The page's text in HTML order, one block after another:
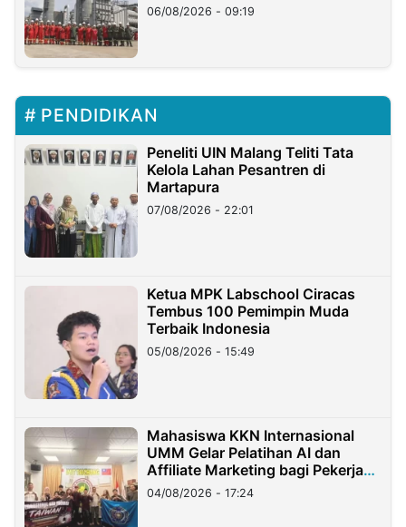
06/08/2026 - 09:19
PENDIDIKAN
Peneliti UIN Malang Teliti Tata
Kelola Lahan Pesantren di
Martapura
07/08/2026 - 22:01
Ketua MPK Labschool Ciracas
Tembus 100 Pemimpin Muda
Terbaik Indonesia
05/08/2026 - 15:49
Mahasiswa KKN Internasional
UMM Gelar Pelatihan AI dan
Affiliate Marketing bagi Pekerja
Migran Indonesia di Taiwan
04/08/2026 - 17:24